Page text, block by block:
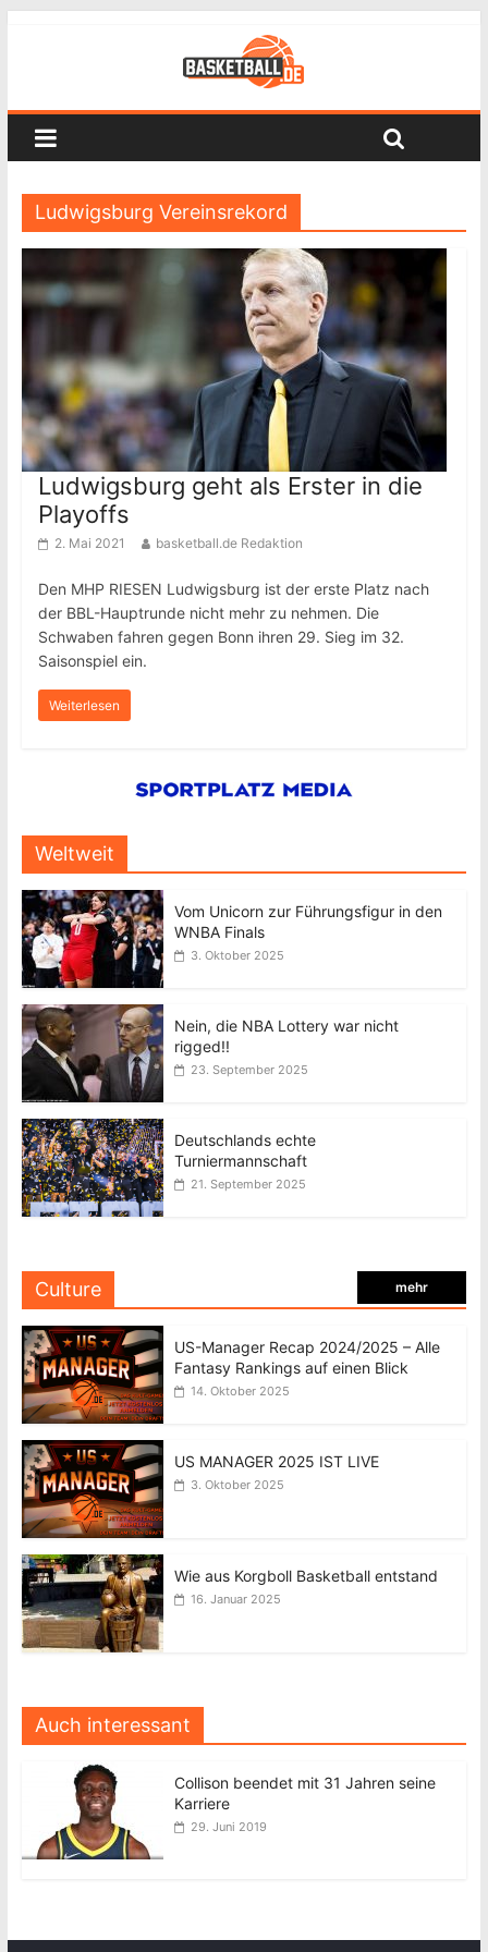
Ludwigsburg Vereinsrekord
Ludwigsburg geht als Erster in die
Playoffs
2. Mai 2021 basketball.de Redaktion
Den MHP RIESEN Ludwigsburg ist der erste Platz nach
der BBL-Hauptrunde nicht mehr zu nehmen. Die
Schwaben fahren gegen Bonn ihren 29. Sieg im 32.
Saisonspiel ein.
Weiterlesen
Weltweit
Vom Unicorn zur Führungsfigur in den
WNBA Finals
3. Oktober 2025
Nein, die NBA Lottery war nicht
rigged!!
23. September 2025
Deutschlands echte
Turniermannschaft
21. September 2025
Culture mehr
US-Manager Recap 2024/2025 – Alle
Fantasy Rankings auf einen Blick
14. Oktober 2025
US MANAGER 2025 IST LIVE
3. Oktober 2025
Wie aus Korgboll Basketball entstand
16. Januar 2025
Auch interessant
Collison beendet mit 31 Jahren seine
Karriere
29. Juni 2019